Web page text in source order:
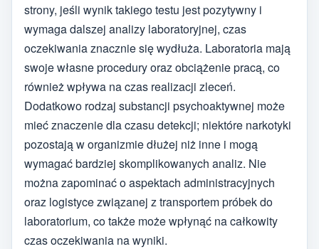
strony, jeśli wynik takiego testu jest pozytywny i
wymaga dalszej analizy laboratoryjnej, czas
oczekiwania znacznie się wydłuża. Laboratoria mają
swoje własne procedury oraz obciążenie pracą, co
również wpływa na czas realizacji zleceń.
Dodatkowo rodzaj substancji psychoaktywnej może
mieć znaczenie dla czasu detekcji; niektóre narkotyki
pozostają w organizmie dłużej niż inne i mogą
wymagać bardziej skomplikowanych analiz. Nie
można zapominać o aspektach administracyjnych
oraz logistyce związanej z transportem próbek do
laboratorium, co także może wpłynąć na całkowity
czas oczekiwania na wyniki.